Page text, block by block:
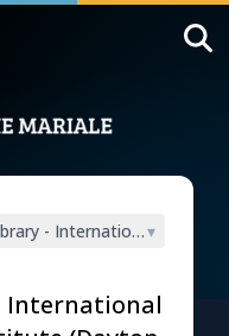
- International Marian
▾
International